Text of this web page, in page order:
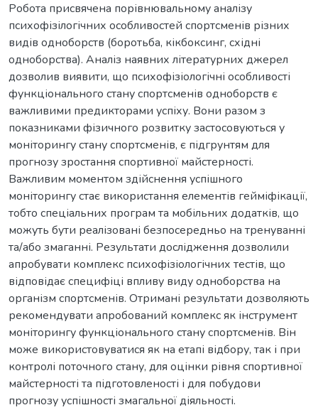
Робота присвячена порівнювальному аналізу
психофізілогічних особливостей спортсменів різних
видів одноборств (боротьба, кікбоксинг, східні
одноборства). Аналіз наявних літературних джерел
дозволив виявити, що психофізіологічні особливості
функціонального стану спортсменів одноборств є
важливими предикторами успіху. Вони разом з
показниками фізичного розвитку застосовуються у
моніторингу стану спортсменів, є підгрунтям для
прогнозу зростання спортивної майстерності.
Важливим моментом здійснення успішного
моніторингу стає використання елементів гейміфікації,
тобто спеціальних програм та мобільних додатків, що
можуть бути реалізовані безпосередньо на тренуванні
та/або змаганні. Результати дослідження дозволили
апробувати комплекс психофізіологічних тестів, що
відповідає специфіці впливу виду одноборства на
організм спортсменів. Отримані результати дозволяють
рекомендувати апробований комплекс як інструмент
моніторингу функціонального стану спортсменів. Він
може використовуватися як на етапі відбору, так і при
контролі поточного стану, для оцінки рівня спортивної
майстерності та підготовленості і для побудови
прогнозу успішності змагальної діяльності.